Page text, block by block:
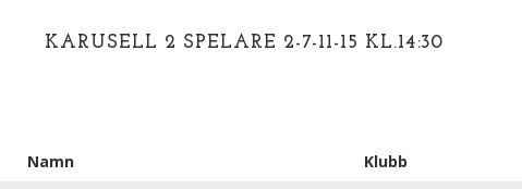
KARUSELL 2 SPELARE 2-7-11-15 KL.14:30
Namn Klubb